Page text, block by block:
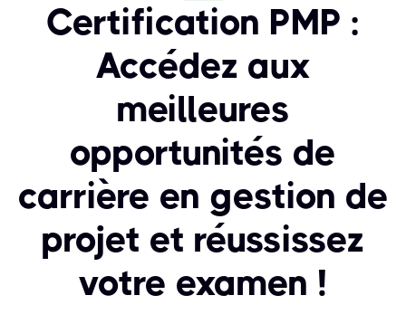
Certification PMP :
Accédez aux
meilleures
opportunités de
carrière en gestion de
projet et réussissez
votre examen !